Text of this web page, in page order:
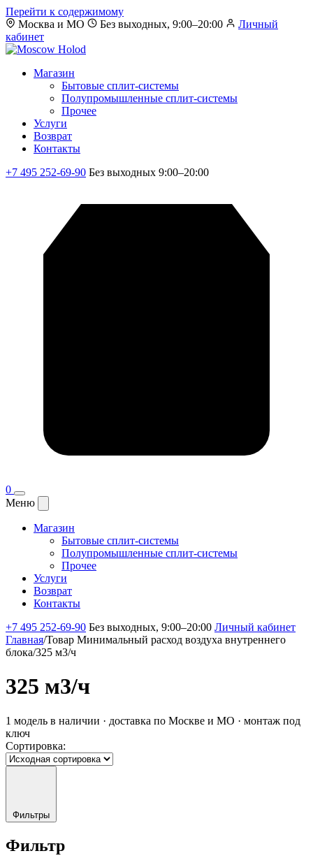
Перейти к содержимому
Москва и МО
Без выходных, 9:00–20:00
Личный
кабинет
Магазин
Бытовые сплит-системы
Полупромышленные сплит-системы
Прочее
Услуги
Возврат
Контакты
+7 495 252-69-90 Без выходных 9:00–20:00
0
Меню
Магазин
Бытовые сплит-системы
Полупромышленные сплит-системы
Прочее
Услуги
Возврат
Контакты
+7 495 252-69-90 Без выходных, 9:00–20:00 Личный кабинет
Главная/Товар Минимальный расход воздуха внутреннего
блока/325 м3/ч
325 м3/ч
1 модель в наличии · доставка по Москве и МО · монтаж под
ключ
Сортировка:
Фильтры
Фильтр